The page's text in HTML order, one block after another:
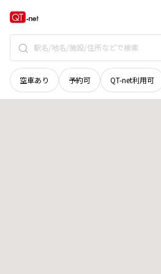
空車あり 予約可 QT-net利用可
栃木県